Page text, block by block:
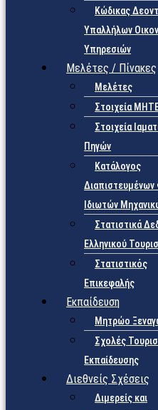
Κώδικας
Υπαλλήλων
Υπηρεσιών
Μελέτες / Πίνακες
Μελέτες
Στοιχεία
Στοιχεία
Πηγών
Κατάλογος
Ιδιωτών
Στατιστικά
Ελληνικού
Στατιστικός
Επικεφαλής
Εκπαίδευση
Μητρώο
Σχολές
Εκπαίδευσης
Διεθνείς Σχέσεις
Διμερείς και